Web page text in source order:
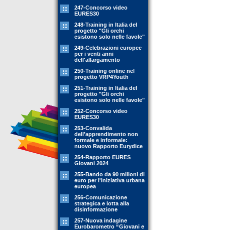
247-Concorso video
EURES30
248-Training in Italia del
progetto "Gli orchi
esistono solo nelle favole"
249-Celebrazioni europee
per i venti anni
dell'allargamento
250-Training online nel
progetto VRP4Youth
251-Training in Italia del
progetto "Gli orchi
esistono solo nelle favole"
252-Concorso video
EURES30
253-Convalida
dell’apprendimento non
formale e informale:
nuovo Rapporto Eurydice
254-Rapporto EURES
Giovani 2024
255-Bando da 90 milioni di
euro per l'iniziativa urbana
europea
256-Comunicazione
strategica e lotta alla
disinformazione
257-Nuova indagine
Eurobarometro “Giovani e